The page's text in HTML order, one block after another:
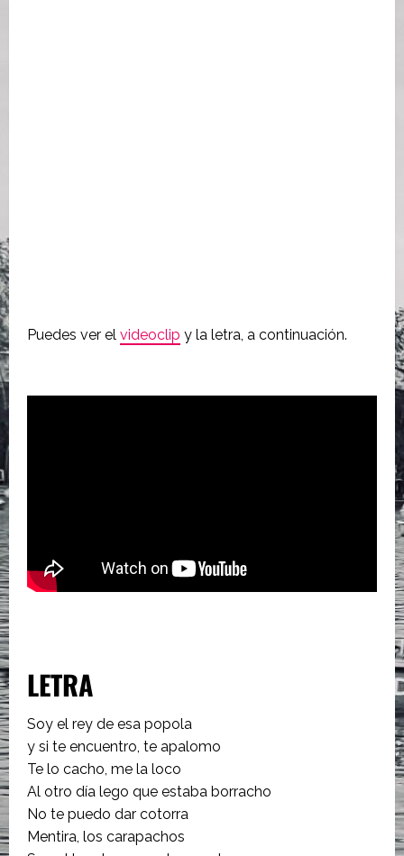
Puedes ver el videoclip y la letra, a continuación.
LETRA
Soy el rey de esa popola
y si te encuentro, te apalomo
Te lo cacho, me la loco
Al otro día lego que estaba borracho
No te puedo dar cotorra
Mentira, los carapachos